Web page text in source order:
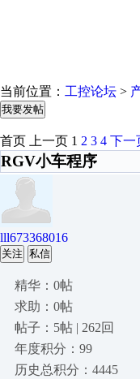
当前位置： 工控论坛 >
我要发帖
首页 上一页 1 2 3 4 下一
RGV小车程序
lll673368016
关注 私信
精华：0帖
求助：0帖
帖子：5帖 | 262回
年度积分：99
历史总积分：4445